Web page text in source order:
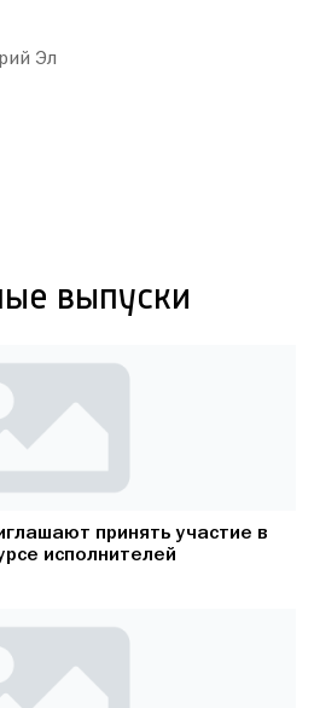
Эл
выпуски
принять участие в
исполнителей